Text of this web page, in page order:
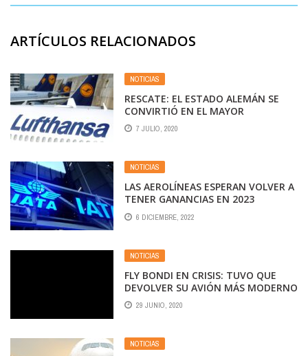
ARTÍCULOS RELACIONADOS
NOTICIAS
RESCATE: EL ESTADO ALEMÁN SE
CONVIRTIÓ EN EL MAYOR
ACCIONISTA DE LUFTHANSA
7 JULIO, 2020
NOTICIAS
LAS AEROLÍNEAS ESPERAN VOLVER A
TENER GANANCIAS EN 2023
6 DICIEMBRE, 2022
NOTICIAS
FLY BONDI EN CRISIS: TUVO QUE
DEVOLVER SU AVIÓN MÁS MODERNO
29 JUNIO, 2020
NOTICIAS